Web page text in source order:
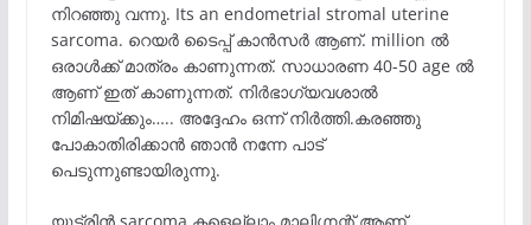
നിറഞ്ഞു വന്നു. Its an endometrial stromal uterine
sarcoma. റെയർ ടൈപ്പ് കാൻസർ ആണ്. million ൽ
ഒരാൾക്ക് മാത്രം കാണുന്നത്. സാധാരണ 40-50 age ൽ
ആണ് ഇത് കാണുന്നത്. നിർഭാഗ്യവശാൽ
നിമിഷയ്ക്കും….. അദ്ദേഹം ഒന്ന് നിർത്തി.കരഞ്ഞു
പോകാതിരിക്കാൻ ഞാൻ നന്നേ പാട്
പെടുന്നുണ്ടായിരുന്നു.